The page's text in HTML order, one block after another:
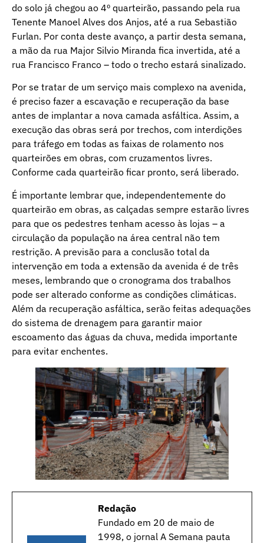
do solo já chegou ao 4º quarteirão, passando pela rua
Tenente Manoel Alves dos Anjos, até a rua Sebastião
Furlan. Por conta deste avanço, a partir desta semana,
a mão da rua Major Silvio Miranda fica invertida, até a
rua Francisco Franco – todo o trecho estará sinalizado.
Por se tratar de um serviço mais complexo na avenida,
é preciso fazer a escavação e recuperação da base
antes de implantar a nova camada asfáltica. Assim, a
execução das obras será por trechos, com interdições
para tráfego em todas as faixas de rolamento nos
quarteirões em obras, com cruzamentos livres.
Conforme cada quarteirão ficar pronto, será liberado.
É importante lembrar que, independentemente do
quarteirão em obras, as calçadas sempre estarão livres
para que os pedestres tenham acesso às lojas – a
circulação da população na área central não tem
restrição. A previsão para a conclusão total da
intervenção em toda a extensão da avenida é de três
meses, lembrando que o cronograma dos trabalhos
pode ser alterado conforme as condições climáticas.
Além da recuperação asfáltica, serão feitas adequações
do sistema de drenagem para garantir maior
escoamento das águas da chuva, medida importante
para evitar enchentes.
Redação
Fundado em 20 de maio de
1998, o jornal A Semana pauta